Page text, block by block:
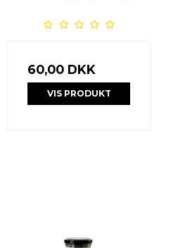
60,00 DKK
VIS PRODUKT